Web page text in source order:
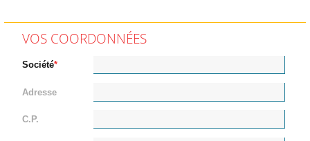
VOS COORDONNÉES
Société
Adresse
C.P.